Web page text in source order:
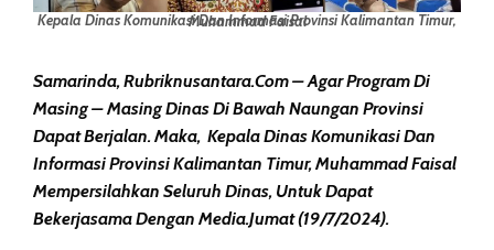
Kepala Dinas Komunikasi Dan Informasi Provinsi Kalimantan Timur, Muhammad Faisal
Samarinda, Rubriknusantara.com – Agar Program Di
Masing – Masing Dinas Di Bawah Naungan Provinsi
Dapat Berjalan. Maka, Kepala Dinas Komunikasi Dan
Informasi Provinsi Kalimantan Timur, Muhammad Faisal
Mempersilahkan Seluruh Dinas, Untuk Dapat
Bekerjasama Dengan Media.Jumat (19/7/2024).